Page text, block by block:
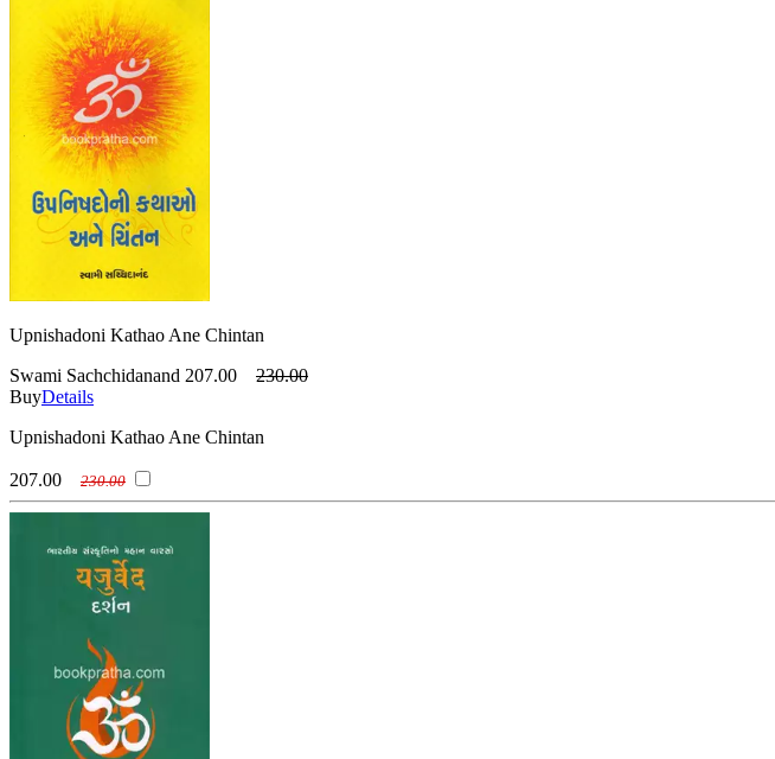
Upnishadoni Kathao Ane Chintan
Swami Sachchidanand 207.00
230.00
BuyDetails
Upnishadoni Kathao Ane Chintan
207.00 230.00